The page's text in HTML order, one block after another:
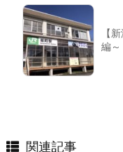
【
編～
関連記事